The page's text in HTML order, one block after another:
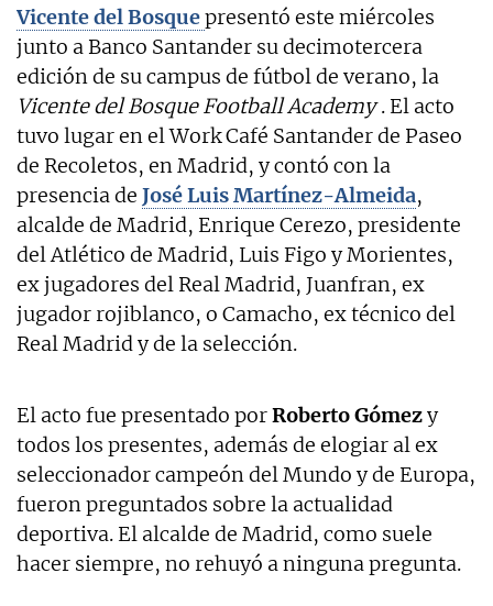
Vicente del Bosquepresentó este miércoles
junto a Banco Santander su decimotercera
edición de su campus de fútbol de verano, la
Vicente del Bosque Football Academy . El acto
tuvo lugar en el Work Café Santander de Paseo
de Recoletos, en Madrid, y contó con la
presencia de José Luis Martínez-Almeida,
alcalde de Madrid, Enrique Cerezo, presidente
del Atlético de Madrid, Luis Figo y Morientes,
ex jugadores del Real Madrid, Juanfran, ex
jugador rojiblanco, o Camacho, ex técnico del
Real Madrid y de la selección.
El acto fue presentado porRoberto Gómezy
todos los presentes, además de elogiar al ex
seleccionador campeón del Mundo y de Europa,
fueron preguntados sobre la actualidad
deportiva. El alcalde de Madrid, como suele
hacer siempre, no rehuyó a ninguna pregunta.